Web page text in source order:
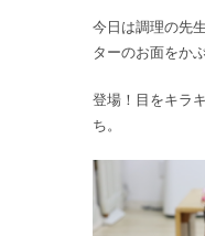
今日は調理の先
ターのお面をか
登場！目をキラ
ち。